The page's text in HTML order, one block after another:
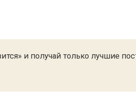
и получай только лучшие